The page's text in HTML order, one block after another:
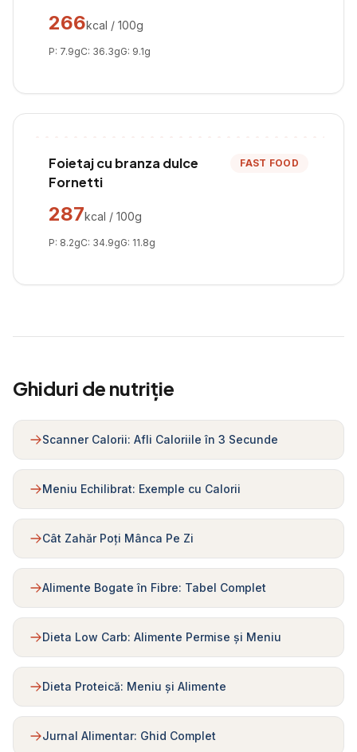
266kcal / 100g
P: 7.9gC: 36.3gG: 9.1g
Foietaj cu branza dulce
Fornetti
FAST FOOD
287kcal / 100g
P: 8.2gC: 34.9gG: 11.8g
Ghiduri de nutriție
Scanner Calorii: Afli Caloriile în 3 Secunde
Meniu Echilibrat: Exemple cu Calorii
Cât Zahăr Poți Mânca Pe Zi
Alimente Bogate în Fibre: Tabel Complet
Dieta Low Carb: Alimente Permise și Meniu
Dieta Proteică: Meniu și Alimente
Jurnal Alimentar: Ghid Complet